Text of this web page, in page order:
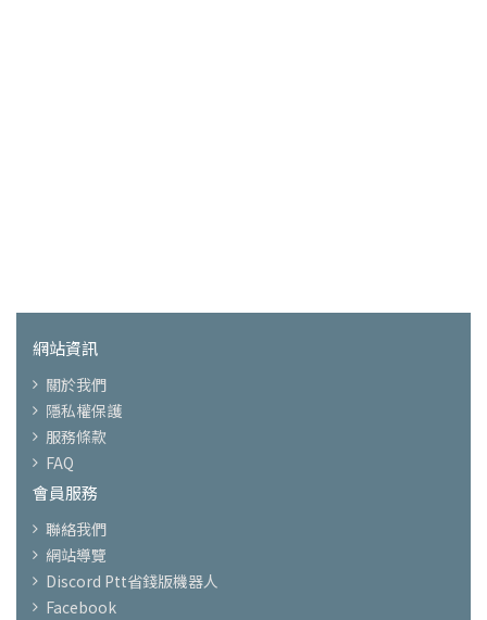
網站資訊
關於我們
隱私權保護
服務條款
FAQ
會員服務
聯絡我們
網站導覽
Discord Ptt省錢版機器人
Facebook